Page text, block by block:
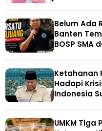
Belum Ada
Banten
BOSP SMA
Ketahanan
Hadapi
Indonesia
UMKM Tiga